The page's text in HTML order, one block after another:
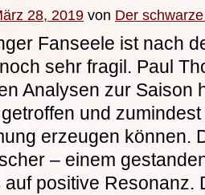
28, 2019 von Der
Fanseele ist nach
sehr fragil. Paul
Analysen zur Saison
und
erzeugen können.
– einem
auf positive